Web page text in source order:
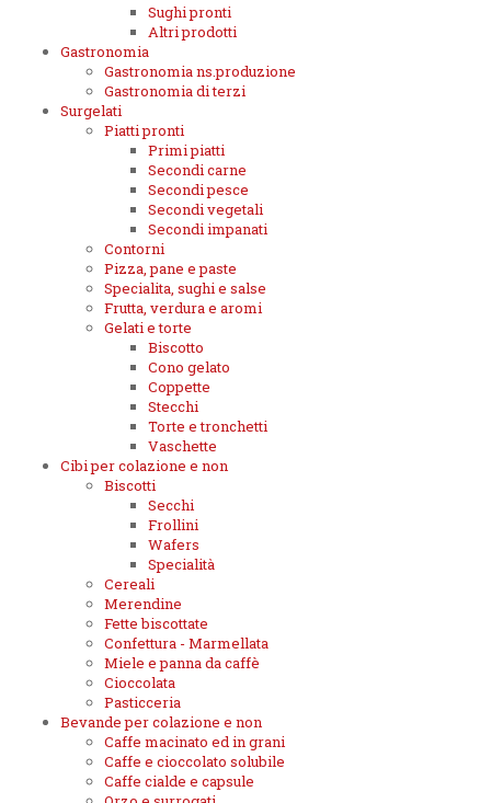
Sughi pronti
Altri prodotti
Gastronomia
Gastronomia ns.produzione
Gastronomia di terzi
Surgelati
Piatti pronti
Primi piatti
Secondi carne
Secondi pesce
Secondi vegetali
Secondi impanati
Contorni
Pizza, pane e paste
Specialita, sughi e salse
Frutta, verdura e aromi
Gelati e torte
Biscotto
Cono gelato
Coppette
Stecchi
Torte e tronchetti
Vaschette
Cibi per colazione e non
Biscotti
Secchi
Frollini
Wafers
Specialità
Cereali
Merendine
Fette biscottate
Confettura - Marmellata
Miele e panna da caffè
Cioccolata
Pasticceria
Bevande per colazione e non
Caffe macinato ed in grani
Caffe e cioccolato solubile
Caffe cialde e capsule